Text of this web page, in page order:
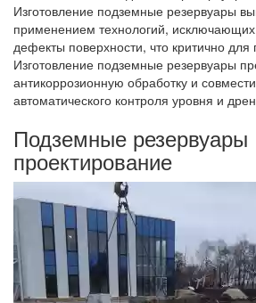
Изготовление подземные резервуары
применением технологий,
дефекты поверхности, что критично для
Изготовление подземные резервуары
антикоррозионную обработку и
автоматического контроля уровня и
Подземные резервуары
проектирование